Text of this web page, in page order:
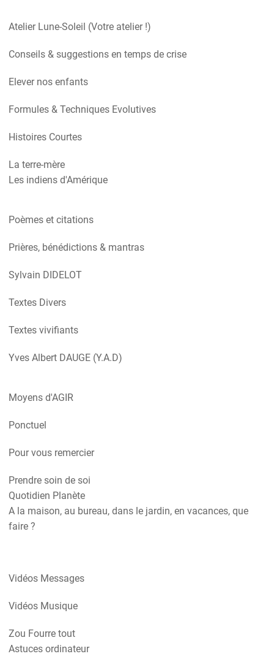
Atelier Lune-Soleil (Votre atelier !)
Conseils & suggestions en temps de crise
Elever nos enfants
Formules & Techniques Evolutives
Histoires Courtes
La terre-mère
Les indiens d'Amérique
Poèmes et citations
Prières, bénédictions & mantras
Sylvain DIDELOT
Textes Divers
Textes vivifiants
Yves Albert DAUGE (Y.A.D)
Moyens d'AGIR
Ponctuel
Pour vous remercier
Prendre soin de soi
Quotidien Planète
A la maison, au bureau, dans le jardin, en vacances, que
faire ?
Vidéos Messages
Vidéos Musique
Zou Fourre tout
Astuces ordinateur